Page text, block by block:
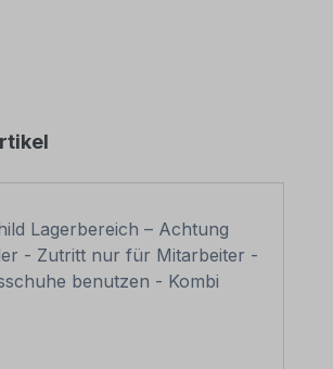
überspringen